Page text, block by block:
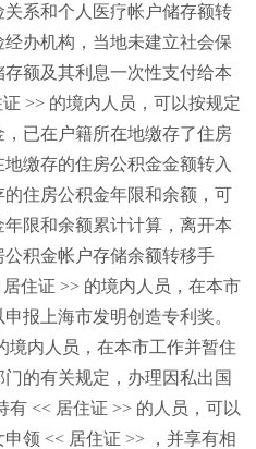
系和个人医疗帐户储存额转
办机构，当地未建立社会保
额及其利息一次性支付给本
>> 的境内人员，可以按规定
已在户籍所在地缴存了住房
缴存的住房公积金金额转入
住房公积金年限和余额，可
限和余额累计计算，离开本
积金帐户存储余额转移手
住证 >> 的境内人员，在本市
报上海市发明创造专利奖。
境内人员，在本市工作并暂住
的有关规定，办理因私出国
<< 居住证 >> 的人员，可以
领 << 居住证 >> ，并享有相